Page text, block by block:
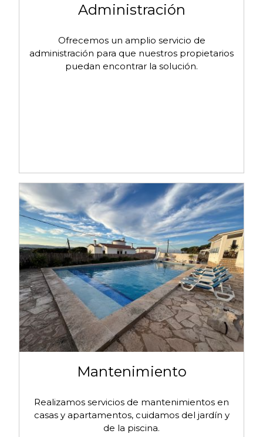
Administración
Ofrecemos un amplio servicio de
administración para que nuestros propietarios
puedan encontrar la solución.
Mantenimiento
Mantenimiento
Realizamos servicios de mantenimientos en
casas y apartamentos, cuidamos del jardín y
de la piscina.